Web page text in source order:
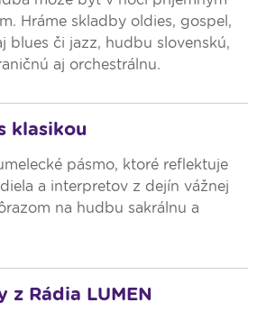
Hráme skladby oldies, gospel,
blues či jazz, hudbu slovenskú,
aj orchestrálnu.
klasikou
pásmo, ktoré reflektuje
a interpretov z dejín vážnej
na hudbu sakrálnu a
z Rádia LUMEN